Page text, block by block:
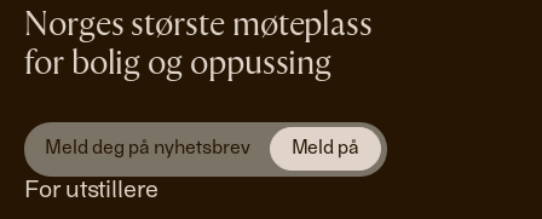
Norges største møteplass
for bolig og oppussing
For utstillere